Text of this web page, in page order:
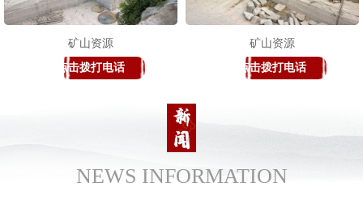
矿山资源
点击拨打电话
矿山资源
点击拨打电话
NEWS INFORMATION